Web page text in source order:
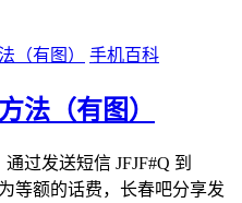
手机百科
法（有图）
过发送短信 JFJF#Q 到
等额的话费，长春吧分享发